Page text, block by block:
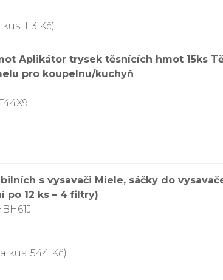
113 Kč)
Aplikátor trysek těsnících hmot 15ks
pro koupelnu/kuchyň
s vysavači Miele, sáčky do
po 12 ks – 4 filtry)
kus: 544 Kč)